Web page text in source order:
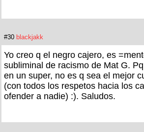
#30 blackjakk
Yo creo q el negro cajero, es
subliminal de racismo de Mat G.
en un super, no es q sea el mejor
(con todos los respetos hacia los
ofender a nadie) :). Saludos.